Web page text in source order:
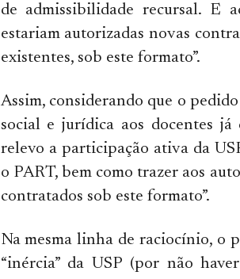
de admissibilidade recursal. E
estariam autorizadas novas
existentes, sob este formato”.
Assim, considerando que o
social e jurídica aos docentes já
relevo a participação ativa da
o PART, bem como trazer aos
contratados sob este formato”.
Na mesma linha de raciocínio, o
“inércia” da USP (por não